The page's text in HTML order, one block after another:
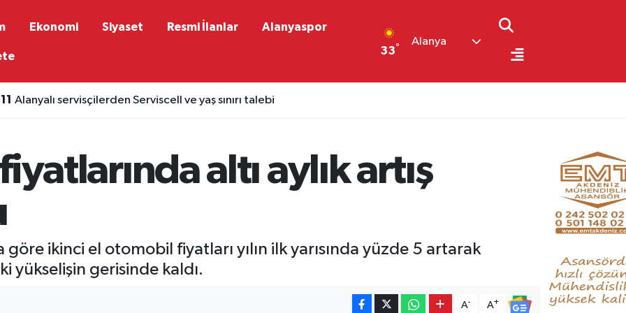
Ekonomi Siyaset Resmi İlanlar Alanyaspor
33°
Alanya
Alanyalı servisçilerden Serviscell ve yaş sınırı talebi
altı aylık artış
ikinci el otomobil fiyatları yılın ilk yarısında yüzde 5 artarak
yükselişin gerisinde kaldı.
A- A+